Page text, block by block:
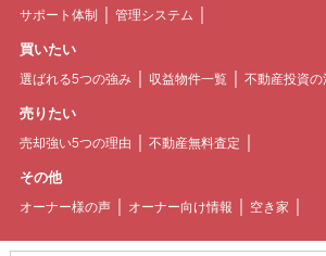
サポート体制
管理システム
買いたい
選ばれる5つの強み 収益物件一覧 不動産投資の
売りたい
売却強い5つの理由 不動産無料査定
その他
オーナー様の声 オーナー向け情報 空き家